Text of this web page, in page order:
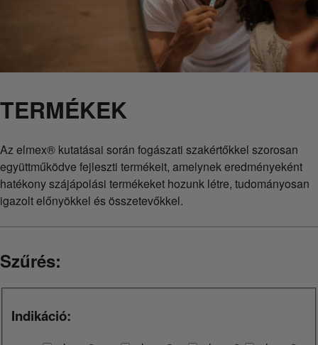
TERMÉKEK
Az elmex® kutatásai során fogászati szakértőkkel szorosan
együttműködve fejleszti termékeit, amelynek eredményeként
hatékony szájápolási termékeket hozunk létre, tudományosan
igazolt előnyökkel és összetevőkkel.
Szűrés:
Indikáció: